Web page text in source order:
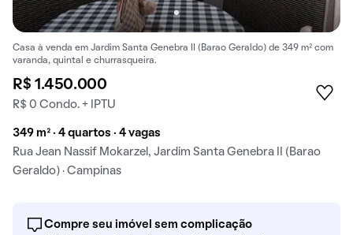
Casa à venda em Jardim Santa Genebra II (Barao Geraldo) de 349 m² com
varanda, quintal e churrasqueira.
R$ 1.450.000
R$ 0 Condo. + IPTU
349 m² · 4 quartos · 4 vagas
Rua Jean Nassif Mokarzel, Jardim Santa Genebra II (Barao
Geraldo) · Campinas
Compre seu imóvel sem complicação